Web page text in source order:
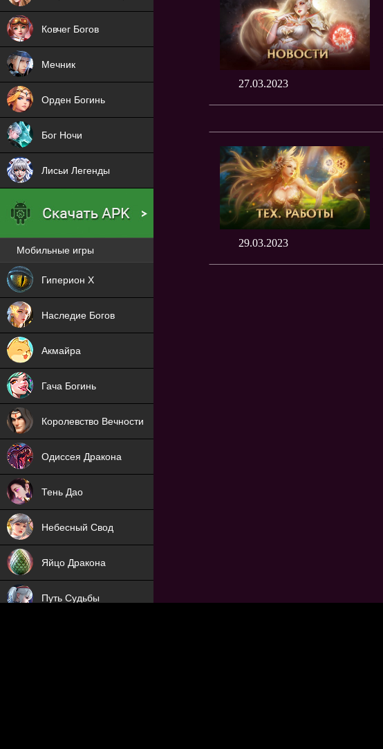
27.03.2023
29.03.2023
Ковчег Богов
Мечник
Орден Богинь
Бог Ночи
Лисьи Легенды
Мобильные игры
Гиперион Х
Наследие Богов
NEW
Акмайра
NEW
Гача Богинь
NEW
Королевство Вечности
NEW
Одиссея Дракона
NEW
Тень Дао
NEW
Небесный Свод
NEW
Яйцо Дракона
NEW
Путь Судьбы
NEW